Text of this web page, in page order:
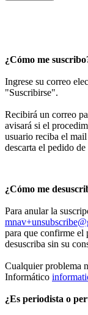
¿Cómo me
Ingrese su correo
"Suscribirse".
Recibirá un correo
avisará si el
usuario reciba el
descarta el pedido
¿Cómo me
Para anular la
para que confirme el
desuscriba sin su
Cualquier problema
Informático
¿Es periodista o